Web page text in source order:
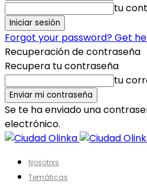
tu
Forgot your password? Get
Recuperación de contraseña
Recupera tu contraseña
tu
Se te ha enviado una
electrónico.
Nosotrxs
Temáticas